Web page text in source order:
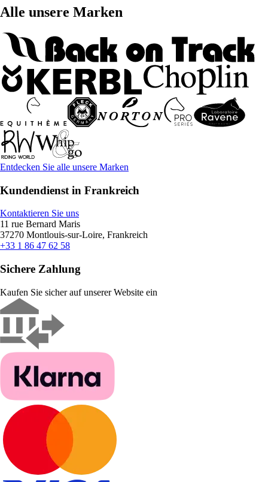
Alle unsere Marken
Entdecken Sie alle unsere Marken
Kundendienst in Frankreich
Kontaktieren Sie uns
11 rue Bernard Maris
37270 Montlouis-sur-Loire, Frankreich
+33 1 86 47 62 58
Sichere Zahlung
Kaufen Sie sicher auf unserer Website ein